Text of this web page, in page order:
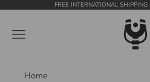
Skip to contentFREE INTERNATIONAL
Navigation menu
Home